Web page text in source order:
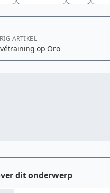
ARTIKEL
op Oro
dit onderwerp